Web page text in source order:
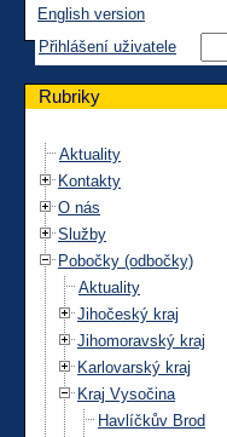
English version
Přihlášení uživatele
Rubriky
Aktuality
Kontakty
O nás
Služby
Pobočky (odbočky)
Aktuality
Jihočeský kraj
Jihomoravský kraj
Karlovarský kraj
Kraj Vysočina
Havlíčkův Brod